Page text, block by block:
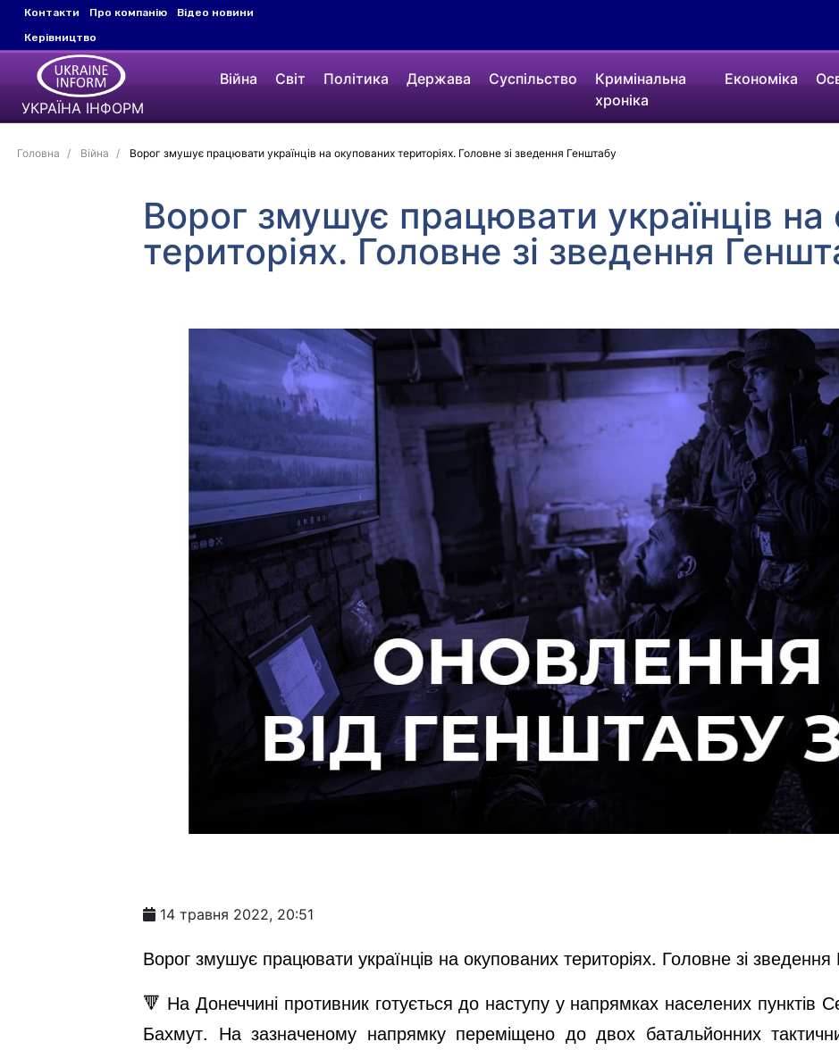
Контакти Про компанію
Відео новини
Керівництво
УКРАЇНА ІНФОРМ
Війна Світ Політика Держава Суспільство
Кримінальна
хроніка
Економіка
Головна Війна Ворог змушує працювати українців на окупованих територіях. Головне зі зведення Генштабу
Ворог змушує працювати українців на
територіях. Головне зі зведення
14 травня 2022, 20:51
Ворог змушує працювати українців на окупованих територіях. Головне зі
🔻 На Донеччині противник готується до наступу у напрямках населених пунктів
Бахмут. На зазначеному напрямку переміщено до двох батальйонних